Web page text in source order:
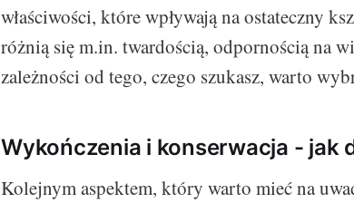
właściwości, które wpływają na ostateczny
różnią się m.in. twardością, odpornością na
zależności od tego, czego szukasz, warto
Wykończenia i konserwacja - jak
Kolejnym aspektem, który warto mieć na